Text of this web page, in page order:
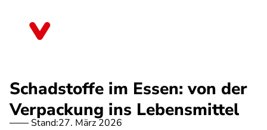
Schadstoffe im Essen: von der
Verpackung ins Lebensmittel
Stand:27. März 2026